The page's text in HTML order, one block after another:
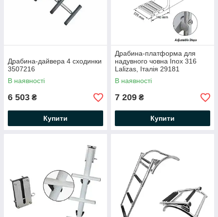
Драбина-дайвера 4 сходинки
3507216
В наявності
6 503 ₴
Купити
Драбина-платформа для
надувного човна Inox 316
Lalizas, Італія 29181
В наявності
7 209 ₴
Купити